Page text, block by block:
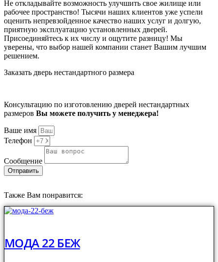
Не откладывайте возможность улучшить свое жилище или
рабочее пространство! Тысячи наших клиентов уже успели
оценить непревзойденное качество наших услуг и долгую,
приятную эксплуатацию установленных дверей.
Присоединяйтесь к их числу и ощутите разницу! Мы
уверены, что выбор нашей компании станет Вашим лучшим
решением.
Заказать дверь нестандартного размера
Консультацию по изготовлению дверей нестандартных
размеров Вы можете получить у менеджера!
Ваше имя
Телефон
Сообщение
Отправить
Также Вам понравится:
МОДА 22 БЕЖ